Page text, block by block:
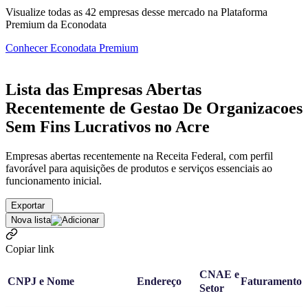
Visualize todas as 42 empresas desse mercado na Plataforma
Premium da Econodata
Conhecer Econodata Premium
Lista das Empresas Abertas
Recentemente de Gestao De Organizacoes
Sem Fins Lucrativos no Acre
Empresas abertas recentemente na Receita Federal, com perfil
favorável para aquisições de produtos e serviços essenciais ao
funcionamento inicial.
Exportar
Nova lista
Copiar link
CNPJ e Nome Endereço
CNAE e
Setor
Faturamento